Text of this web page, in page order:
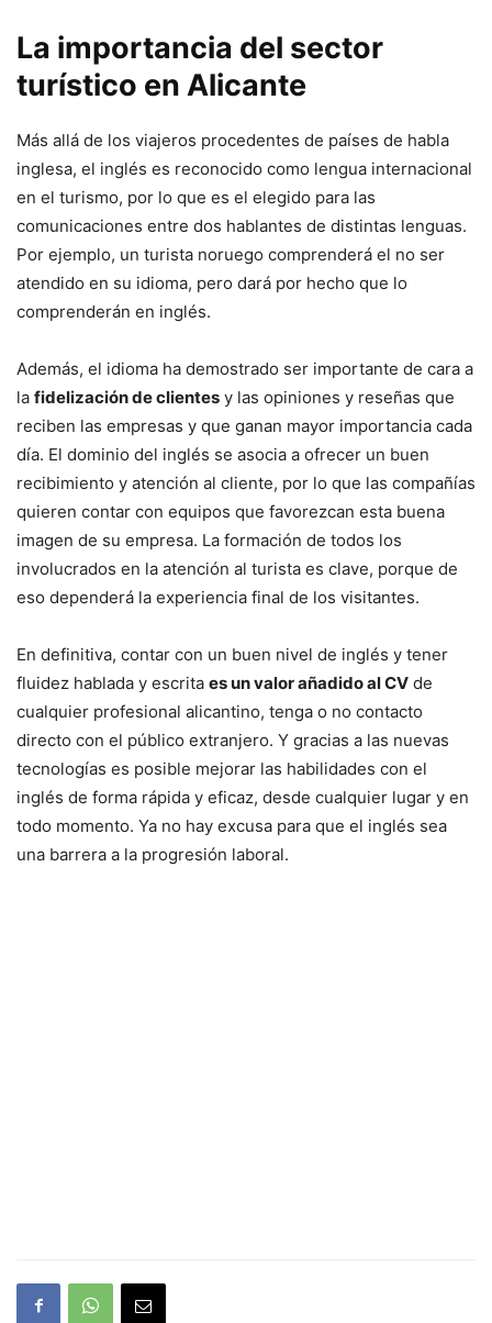
La importancia del sector
turístico en Alicante
Más allá de los viajeros procedentes de países de habla
inglesa, el inglés es reconocido como lengua internacional
en el turismo, por lo que es el elegido para las
comunicaciones entre dos hablantes de distintas lenguas.
Por ejemplo, un turista noruego comprenderá el no ser
atendido en su idioma, pero dará por hecho que lo
comprenderán en inglés.
Además, el idioma ha demostrado ser importante de cara a
la fidelización de clientes y las opiniones y reseñas que
reciben las empresas y que ganan mayor importancia cada
día. El dominio del inglés se asocia a ofrecer un buen
recibimiento y atención al cliente, por lo que las compañías
quieren contar con equipos que favorezcan esta buena
imagen de su empresa. La formación de todos los
involucrados en la atención al turista es clave, porque de
eso dependerá la experiencia final de los visitantes.
En definitiva, contar con un buen nivel de inglés y tener
fluidez hablada y escrita es un valor añadido al CV de
cualquier profesional alicantino, tenga o no contacto
directo con el público extranjero. Y gracias a las nuevas
tecnologías es posible mejorar las habilidades con el
inglés de forma rápida y eficaz, desde cualquier lugar y en
todo momento. Ya no hay excusa para que el inglés sea
una barrera a la progresión laboral.